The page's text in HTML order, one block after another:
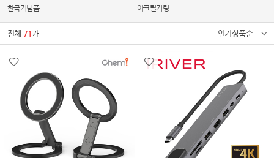
한국기념품
아크릴키링
전체71 개 인기상품순